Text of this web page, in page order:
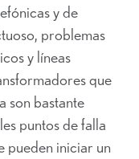
y de
problemas
y líneas
que
son bastante
puntos de falla
pueden iniciar un